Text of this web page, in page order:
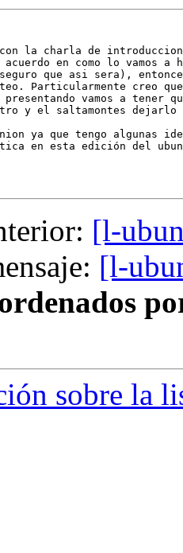
con la charla de
en como lo vamos a
que asi sera),
Particularmente creo
vamos a tener
y el saltamontes dejarlo
ya que tengo algunas
en esta edición del
[l-
[l-
sobre la